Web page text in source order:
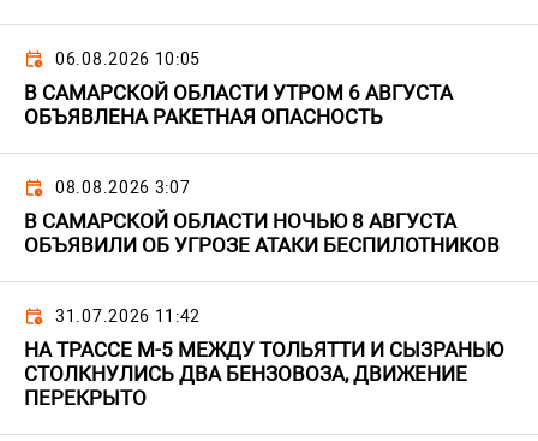
06.08.2026 10:05
В САМАРСКОЙ ОБЛАСТИ УТРОМ 6 АВГУСТА
ОБЪЯВЛЕНА РАКЕТНАЯ ОПАСНОСТЬ
08.08.2026 3:07
В САМАРСКОЙ ОБЛАСТИ НОЧЬЮ 8 АВГУСТА
ОБЪЯВИЛИ ОБ УГРОЗЕ АТАКИ БЕСПИЛОТНИКОВ
31.07.2026 11:42
НА ТРАССЕ М-5 МЕЖДУ ТОЛЬЯТТИ И СЫЗРАНЬЮ
СТОЛКНУЛИСЬ ДВА БЕНЗОВОЗА, ДВИЖЕНИЕ
ПЕРЕКРЫТО